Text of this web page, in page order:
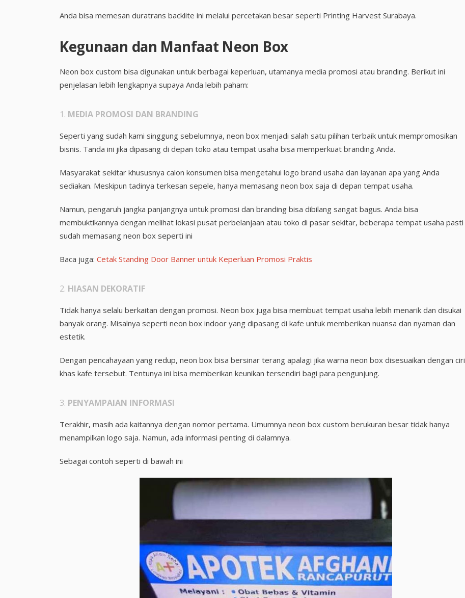
Anda bisa memesan duratrans backlite ini melalui percetakan besar seperti Printing Harvest Surabaya.
Kegunaan dan Manfaat Neon Box
Neon box custom bisa digunakan untuk berbagai keperluan, utamanya media promosi atau branding. Berikut ini
penjelasan lebih lengkapnya supaya Anda lebih paham:
1. MEDIA PROMOSI DAN BRANDING
Seperti yang sudah kami singgung sebelumnya, neon box menjadi salah satu pilihan terbaik untuk mempromosikan
bisnis. Tanda ini jika dipasang di depan toko atau tempat usaha bisa memperkuat branding Anda.
Masyarakat sekitar khususnya calon konsumen bisa mengetahui logo brand usaha dan layanan apa yang Anda
sediakan. Meskipun tadinya terkesan sepele, hanya memasang neon box saja di depan tempat usaha.
Namun, pengaruh jangka panjangnya untuk promosi dan branding bisa dibilang sangat bagus. Anda bisa
membuktikannya dengan melihat lokasi pusat perbelanjaan atau toko di pasar sekitar, beberapa tempat usaha pasti
sudah memasang neon box seperti ini
Baca juga: Cetak Standing Door Banner untuk Keperluan Promosi Praktis
2. HIASAN DEKORATIF
Tidak hanya selalu berkaitan dengan promosi. Neon box juga bisa membuat tempat usaha lebih menarik dan disukai
banyak orang. Misalnya seperti neon box indoor yang dipasang di kafe untuk memberikan nuansa dan nyaman dan
estetik.
Dengan pencahayaan yang redup, neon box bisa bersinar terang apalagi jika warna neon box disesuaikan dengan ciri
khas kafe tersebut. Tentunya ini bisa memberikan keunikan tersendiri bagi para pengunjung.
3. PENYAMPAIAN INFORMASI
Terakhir, masih ada kaitannya dengan nomor pertama. Umumnya neon box custom berukuran besar tidak hanya
menampilkan logo saja. Namun, ada informasi penting di dalamnya.
Sebagai contoh seperti di bawah ini